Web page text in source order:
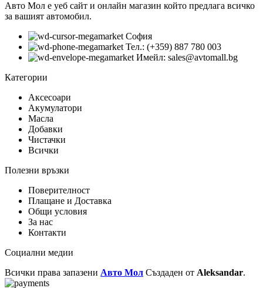
Авто Мол е уеб сайт и онлайн магазин който предлага всичко
за вашият автомобил.
София
Тел.: (+359) 887 780 003
Имейл: sales@avtomall.bg
Категории
Аксесоари
Акумулатори
Масла
Добавки
Чистачки
Всички
Полезни връзки
Поверителност
Плащане и Доставка
Общи условия
За нас
Контакти
Социални медии
Всички права запазени Авто Мол Създаден от Aleksandar.